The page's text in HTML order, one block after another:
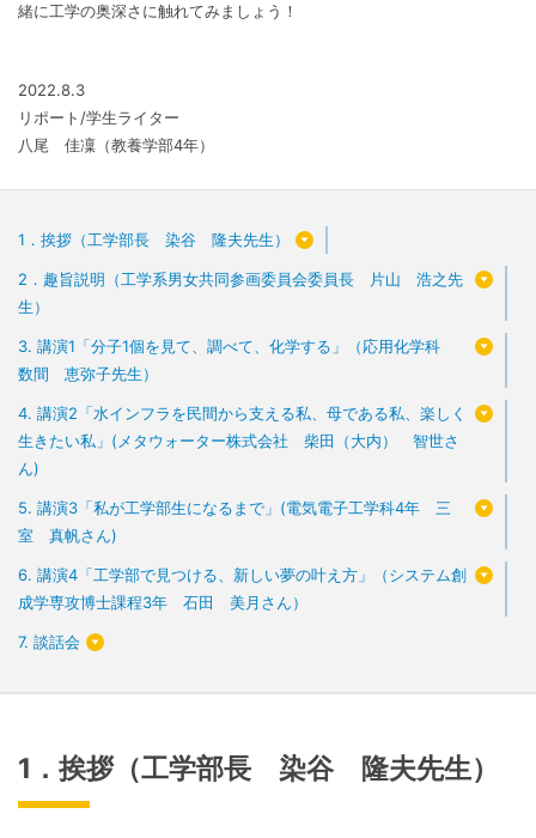
緒に工学の奥深さに触れてみましょう！
2022.8.3
リポート/学生ライター
八尾 佳凜（教養学部4年）
1．挨拶（工学部長 染谷 隆夫先生）
2．趣旨説明（工学系男女共同参画委員会委員長 片山 浩之先
生）
3. 講演1「分子1個を見て、調べて、化学する」（応用化学科
数間 恵弥子先生）
4. 講演2「水インフラを民間から支える私、母である私、楽しく
生きたい私」(メタウォーター株式会社 柴田（大内） 智世さ
ん)
5. 講演3「私が工学部生になるまで」(電気電子工学科4年 三
室 真帆さん)
6. 講演4「工学部で見つける、新しい夢の叶え方」（システム創
成学専攻博士課程3年 石田 美月さん）
7. 談話会
1．挨拶（工学部長 染谷 隆夫先生）